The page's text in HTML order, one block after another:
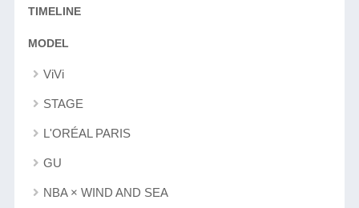
TIMELINE
MODEL
ViVi
STAGE
L'ORÉAL PARIS
GU
NBA × WIND AND SEA